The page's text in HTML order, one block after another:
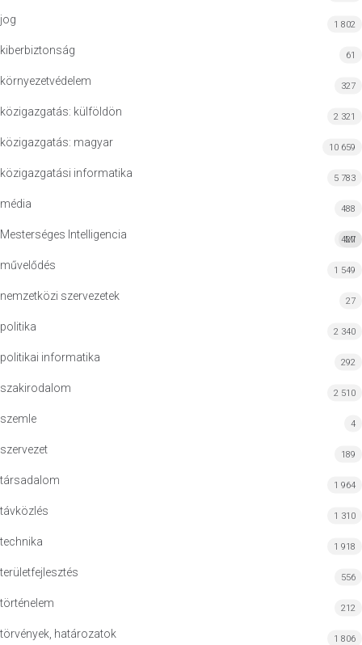
jog 1 802
kiberbiztonság 61
környezetvédelem 327
közigazgatás: külföldön 2 321
közigazgatás: magyar 10 659
közigazgatási informatika 5 783
média 488
Mesterséges Intelligencia MI
427
művelődés 1 549
nemzetközi szervezetek 27
politika 2 340
politikai informatika 292
szakirodalom 2 510
szemle 4
szervezet 189
társadalom 1 964
távközlés 1 310
technika 1 918
területfejlesztés 556
történelem 212
törvények, határozatok 1 806